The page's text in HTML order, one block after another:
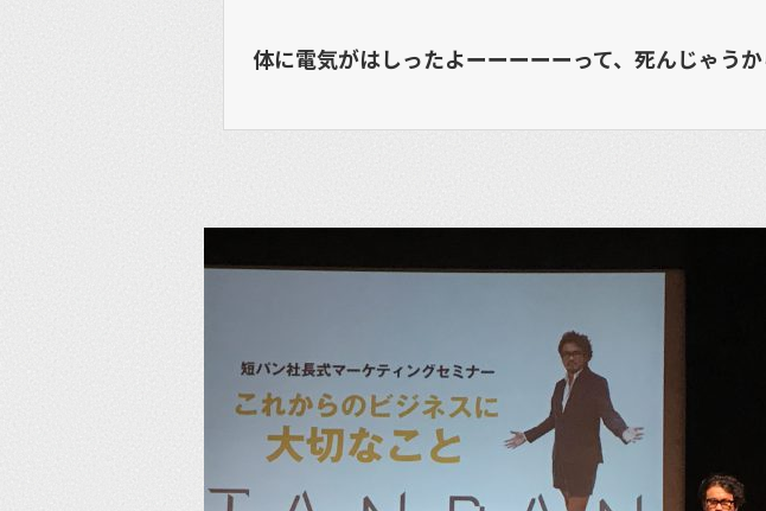
体に電気がはしったよーーーーーって、死んじゃう